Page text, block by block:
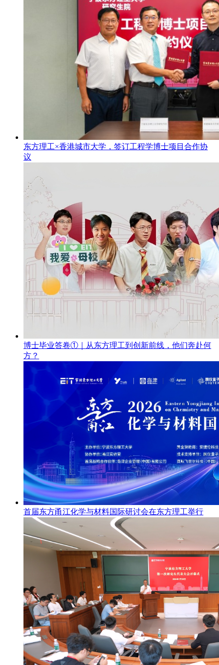
东方理工×香港城市大学，签订工程学博士项目合作协
议
博士毕业答卷①｜从东方理工到创新前线，他们奔赴何
方？
首届东方甬江化学与材料国际研讨会在东方理工举行